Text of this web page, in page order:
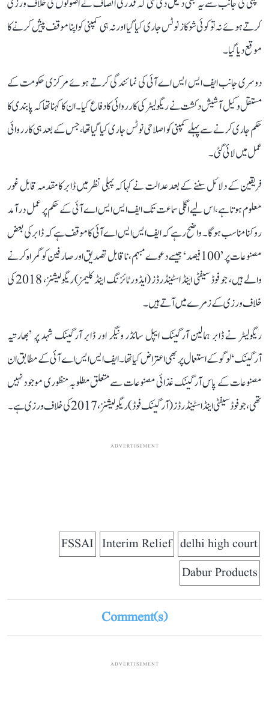
کمپنی کی جانب سے یہ بھی دلیل دی گئی کہ قدرتی انصاف کے اصولوں کی خلاف ورزی
کرتے ہوئے نہ تو کوئی شوکاز نوٹس جاری کیا گیا اور نہ ہی کمپنی کو اپنا موقف پیش کرنے کا
موقع دیا گیا۔
دوسری جانب ایف ایس ایس اے آئی کی نمائندگی کرتے ہوئے مرکزی حکومت کے
مستقل وکیل آشیش دکشت نے ریگولیٹر کی کارروائی کا دفاع کیا۔ ان کا کہنا تھا کہ پابندی کا
حکم جاری کرنے سے پہلے کمپنی کو اصلاحی نوٹس جاری کیا گیا تھا، جس کے بعد ہی کارروائی
عمل میں لائی گئی۔
فریقین کے دلائل سننے کے بعد عدالت نے کہا کہ پہلی نظر میں ڈابر کا مقدمہ قابل غور
معلوم ہوتا ہے، اس لیے اگلی سماعت تک ایف ایس ایس اے آئی کے حکم پر عمل درآمد
روکنا مناسب ہوگا۔ واضح رہے کہ ایف ایس ایس اے آئی کا موقف ہے کہ ڈابر کی بعض
مصنوعات پر ’100 فیصد‘ جیسے دعوے مبہم، ناقابل تصدیق اور صارفین کو گمراہ کرنے
والے ہیں، جو فوڈ سیفٹی اینڈ اسٹینڈرڈز (ایڈورٹائزنگ اینڈ کلیمز) ریگولیشنز، 2018 کی
خلاف ورزی کے زمرے میں آتے ہیں۔
ریگولیٹر نے ڈابر ہمالین آرگینک ایپل سائڈر ونیگر اور ڈابر آرگینک شہد پر ’بھارتیہ
آرگینک‘ لوگو کے استعمال پر بھی اعتراض کیا تھا۔ ایف ایس ایس اے آئی کے مطابق ان
مصنوعات کے پاس آرگینک غذائی مصنوعات سے متعلق مطلوبہ منظوری موجود نہیں
تھی، جو فوڈ سیفٹی اینڈ اسٹینڈرڈز (آرگینک فوڈ) ریگولیشنز، 2017 کی خلاف ورزی ہے۔
ADVERTISEMENT
delhi high court
Interim Relief
FSSAI
Dabur Products
Comment(s)
ADVERTISEMENT